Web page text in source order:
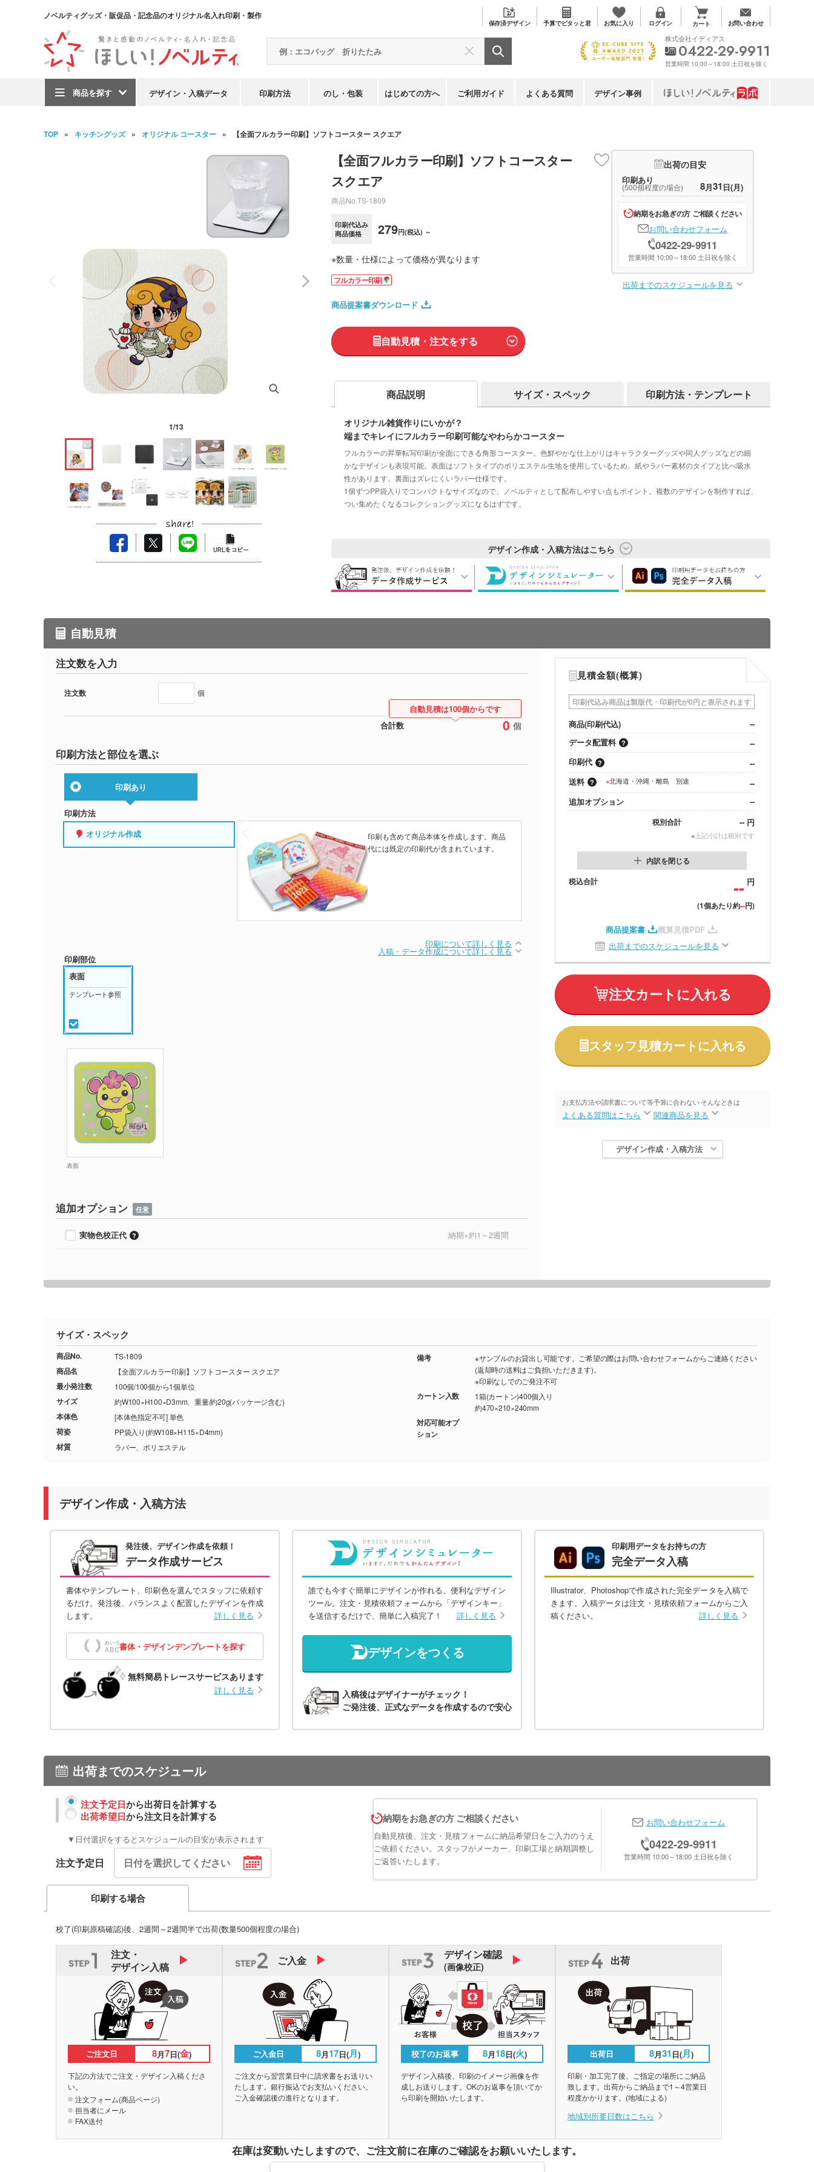
ノベルティグッズ・販促品・記念品のオリジナル名入れ印刷・製作
保存済デザイン 予算でピタッと君 お気に入り ログイン カート お問い合わせ
商品を探す デザイン・入稿データ 印刷方法 のし・包装 はじめての方へ ご利用ガイド よくある質問 デザイン事例
株式会社イディアス
0422-29-9911
営業時間 10:00～18:00 土日祝を除く
TOP キッチングッズ オリジナル コースター 【全面フルカラー印刷】ソフトコースター スクエア
1/13
【全面フルカラー印刷】ソフトコースター
スクエア
商品No. TS-1809
印刷代込み
商品価格
279円(税込) ～
※数量・仕様によって価格が異なります
フルカラー印刷
商品提案書ダウンロード
自動見積・注文をする
出荷の目安
印刷あり
(500個程度の場合) 8月31 日(月)
納期をお急ぎの方 ご相談ください
お問い合わせフォーム
0422-29-9911
営業時間 10:00～18:00 土日祝を除く
出荷までのスケジュールを見る
商品説明 サイズ・スペック 印刷方法・テンプレート
オリジナル雑貨作りにいかが？
端までキレイにフルカラー印刷可能なやわらかコースター
フルカラーの昇華転写印刷が全面にできる角形コースター。色鮮やかな仕上がりはキャラクターグッズや同人グッズなどの細
かなデザインも表現可能。表面はソフトタイプのポリエステル生地を使用しているため、紙やラバー素材のタイプと比べ吸水
性があります。裏面はズレにくいラバー仕様です。
1個ずつPP袋入りでコンパクトなサイズなので、ノベルティとして配布しやすい点もポイント。複数のデザインを制作すれば、
つい集めたくなるコレクショングッズになるはずです。
デザイン作成・入稿方法はこちら
自動見積
注文数を入力
注文数 個
合計数 0 個
自動見積は100個からです
印刷方法と部位を選ぶ
印刷あり
印刷方法
オリジナル作成
印刷も含めて商品本体を作成します。商品
代には既定の印刷代が含まれています。
印刷について詳しく見る
入稿・データ作成について詳しく見る
印刷部位
表面
テンプレート参照
表面
追加オプション 任意
実物色校正代 納期+約1～2週間
見積金額(概算)
印刷代込み商品は製版代・印刷代が0円と表示されます
商品(印刷代込)
--
データ配置料
--
印刷代
--
送料
※北海道・沖縄・離島 別途
--
追加オプション
--
税別合計 -- 円
※ 上記小計は税別です
内訳を閉じる
税込合計
-- 円
(1個あたり約--円)
商品提案書
概算見積PDF
出荷までのスケジュールを見る
注文カートに入れる
スタッフ見積カートに入れる
お支払方法や請求書について等
よくある質問はこちら
予算に合わない そんなときは
関連商品を見る
デザイン作成・入稿方法
サイズ・スペック
商品No. TS-1809
商品名 【全面フルカラー印刷】ソフトコースター スクエア
最小発注数 100個/100個から1個単位
サイズ 約W100×H100×D3mm、重量/約20g(パッケージ含む)
本体色 [本体色指定不可] 単色
荷姿 PP袋入り(約W108×H115×D4mm)
材質 ラバー、ポリエステル
備考
※サンプルのお貸出し可能です。ご希望の際はお問い合わせフォームからご連絡ください
(返却時の送料はご負担いただきます)。
※印刷なしでのご発注不可
カートン入数
1箱(カートン)400個入り
約470×210×240mm
対応可能オプ
ション
デザイン作成・入稿方法
発注後、デザイン作成を依頼！
データ作成サービス
書体やテンプレート、印刷色を選んでスタッフに依頼す
るだけ。発注後、バランスよく配置したデザインを作成
します。
詳しく見る
書体・デザインデンプレートを探す
無料簡易トレースサービスあります
詳しく見る
誰でも今すぐ簡単にデザインが作れる、便利なデザイン
ツール。注文・見積依頼フォームから「デザインキー」
を送信するだけで、簡単に入稿完了！
詳しく見る
デザインをつくる
入稿後はデザイナーがチェック！
ご発注後、正式なデータを作成するので安心
印刷用データをお持ちの方
完全データ入稿
Illustrator、Photoshopで作成された完全データを入稿で
きます。入稿データは注文・見積依頼フォームからご入
稿ください。
詳しく見る
出荷までのスケジュール
注文予定日から出荷日を計算する
出荷希望日から注文日を計算する
▼日付選択をするとスケジュールの目安が表示されます
注文予定日
納期をお急ぎの方 ご相談ください
自動見積後、注文・見積フォームに納品希望日をご入力のうえ
ご依頼ください。スタッフがメーカー、印刷工場と納期調整し
ご返答いたします。
お問い合わせフォーム
0422-29-9911
営業時間 10:00～18:00 土日祝を除く
印刷する場合
校了(印刷原稿確認)後、2週間～2週間半で出荷(数量500個程度の場合)
注文・
デザイン入稿
ご注文日 8月7日(金)
下記の方法でご注文・デザイン入稿くださ
い。
注文フォーム(商品ページ)
担当者にメール
FAX送付
ご入金
ご入金日 8月17日(月)
ご注文から翌営業日中に請求書をお送りい
たします。銀行振込でお支払いください。
ご入金確認後の進行となります。
デザイン確認
(画像校正)
校了のお返事 8月18日(火)
デザイン入稿後、印刷のイメージ画像を作
成しお送りします。OKのお返事を頂いてか
ら印刷を開始いたします。
出荷
出荷日 8月31 日(月)
印刷・加工完了後、ご指定の場所にご納品
致します。出荷からご納品まで1～4営業日
程度かかります。(地域による)
地域別所要日数はこちら
在庫は変動いたしますので、 ご注文前に在庫のご確認をお願いいたします。